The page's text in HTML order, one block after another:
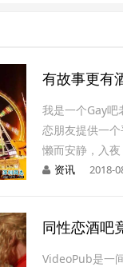
有故事更有
我是一个Gay吧
恋朋友提供一
懒而安静，入
资讯 2018-
同性恋酒吧
VideoPub是一